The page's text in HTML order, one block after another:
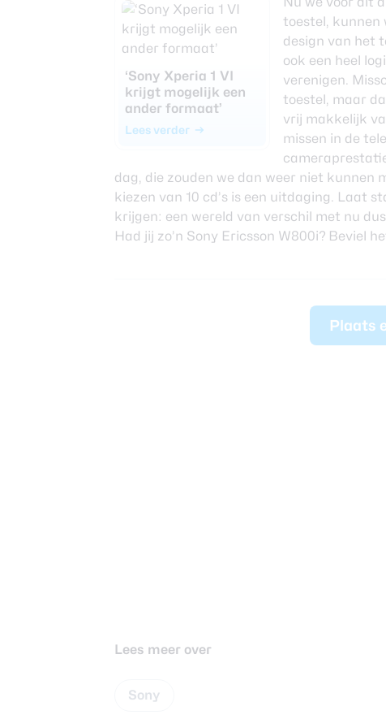
‘Sony Xperia 1 VI
krijgt mogelijk een
ander formaat’
Lees verder
toestel, kunnen
design van het
ook een heel
verenigen.
toestel, maar
vrij makkelijk
missen in de
dag, die zouden we dan weer niet kunnen
kiezen van 10 cd’s is een uitdaging. Laat
krijgen: een wereld van verschil met nu
Had jij zo’n Sony Ericsson W800i? Beviel
Plaats
Lees meer over
Sony